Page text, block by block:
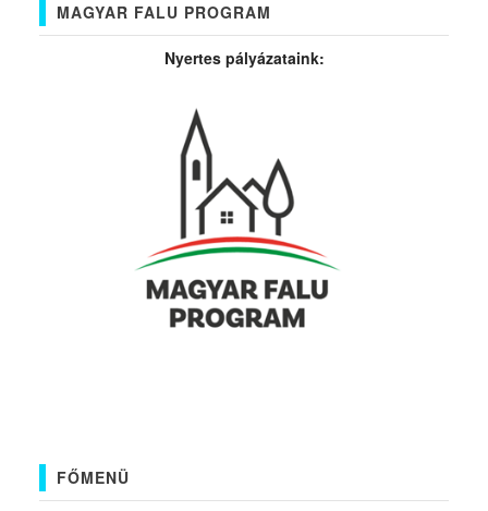
MAGYAR FALU PROGRAM
Nyertes pályázataink:
FŐMENÜ